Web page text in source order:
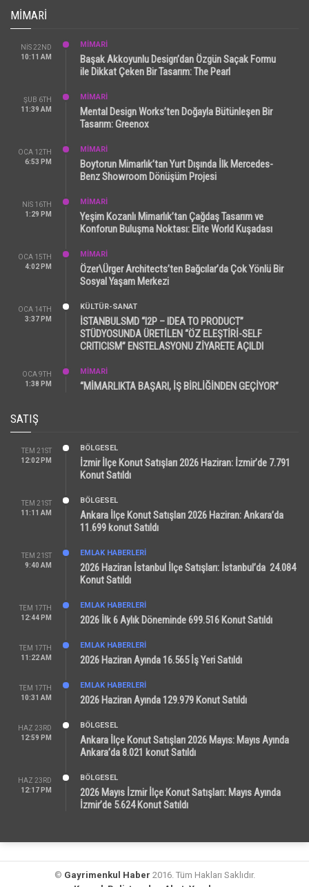
MIMARI
NIS 22ND
10:11 AM
MİMARİ
Başak Akkoyunlu Design’dan Özgün Saçak Formu
ile Dikkat Çeken Bir Tasarım: The Pearl
ŞUB 6TH
11:39 AM
MİMARİ
Mental Design Works’ten Doğayla Bütünleşen Bir
Tasarım: Greenox
OCA 12TH
6:53 PM
MİMARİ
Boytorun Mimarlık’tan Yurt Dışında İlk Mercedes-
Benz Showroom Dönüşüm Projesi
NIS 16TH
1:29 PM
MİMARİ
Yeşim Kozanlı Mimarlık’tan Çağdaş Tasarım ve
Konforun Buluşma Noktası: Elite World Kuşadası
OCA 15TH
4:02 PM
MİMARİ
Özer\Ürger Architects’ten Bağcılar’da Çok Yönlü Bir
Sosyal Yaşam Merkezi
OCA 14TH
3:37 PM
KÜLTÜR-SANAT
İSTANBULSMD “I2P – IDEA TO PRODUCT”
STÜDYOSUNDA ÜRETİLEN “ÖZ ELEŞTİRİ-SELF
CRITICISM” ENSTELASYONU ZİYARETE AÇILDI
OCA 9TH
1:38 PM
MİMARİ
“MİMARLIKTA BAŞARI, İŞ BİRLİĞİNDEN GEÇİYOR”
SATIŞ
TEM 21ST
12:02 PM
BÖLGESEL
İzmir İlçe Konut Satışları 2026 Haziran: İzmir’de 7.791
Konut Satıldı
TEM 21ST
11:11 AM
BÖLGESEL
Ankara İlçe Konut Satışları 2026 Haziran: Ankara’da
11.699 konut Satıldı
TEM 21ST
9:40 AM
EMLAK HABERLERI
2026 Haziran İstanbul İlçe Satışları: İstanbul’da 24.084
Konut Satıldı
TEM 17TH
12:44 PM
EMLAK HABERLERI
2026 İlk 6 Aylık Döneminde 699.516 Konut Satıldı
TEM 17TH
11:22 AM
EMLAK HABERLERI
2026 Haziran Ayında 16.565 İş Yeri Satıldı
TEM 17TH
10:31 AM
EMLAK HABERLERI
2026 Haziran Ayında 129.979 Konut Satıldı
HAZ 23RD
12:59 PM
BÖLGESEL
Ankara İlçe Konut Satışları 2026 Mayıs: Mayıs Ayında
Ankara’da 8.021 konut Satıldı
HAZ 23RD
12:17 PM
BÖLGESEL
2026 Mayıs İzmir İlçe Konut Satışları: Mayıs Ayında
İzmir’de 5.624 Konut Satıldı
© Gayrimenkul Haber 2016. Tüm Hakları Saklıdır.